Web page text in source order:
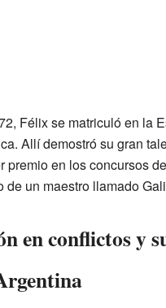
Félix se matriculó en la
Allí demostró su gran
premio en los concursos
de un maestro llamado
en conflictos y